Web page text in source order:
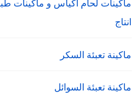
ماكينات لحام اكياس و ماكينات
انتاج
ماكينة تعبئة السكر
ماكينة تعبئة السوائل